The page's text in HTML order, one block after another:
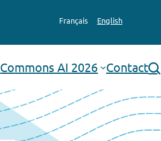
Français English
Commons AI 2026 Contactrechercher